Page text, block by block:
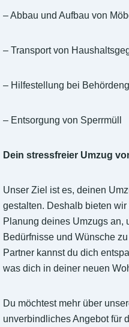
– Abbau und Aufbau von
– Transport von
– Hilfestellung bei
– Entsorgung von Sperrmüll
Dein stressfreier Umzug
Unser Ziel ist es, deinen
gestalten. Deshalb bieten
Planung deines Umzugs an,
Bedürfnisse und Wünsche
Partner kannst du dich
was dich in deiner neuen
Du möchtest mehr über
unverbindliches Angebot für